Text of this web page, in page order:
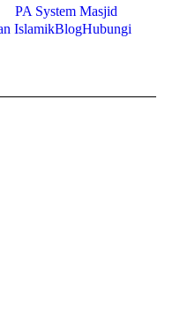
PA System Masjid
IslamikBlogHubungi